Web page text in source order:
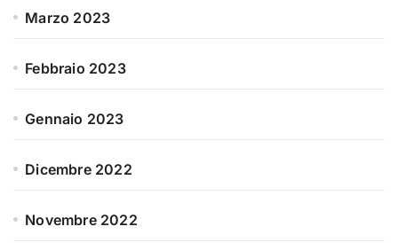
Marzo 2023
Febbraio 2023
Gennaio 2023
Dicembre 2022
Novembre 2022